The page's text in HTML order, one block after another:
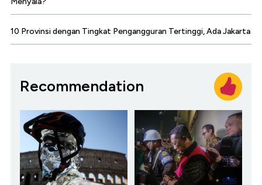
10 Provinsi dengan Tingkat Pengangguran Tertinggi, Ada Jakarta
Recommendation